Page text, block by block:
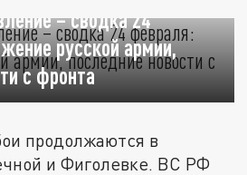
– сводка 24
русской армии,
с фронта
продолжаются в
и Фиголевке. ВС РФ